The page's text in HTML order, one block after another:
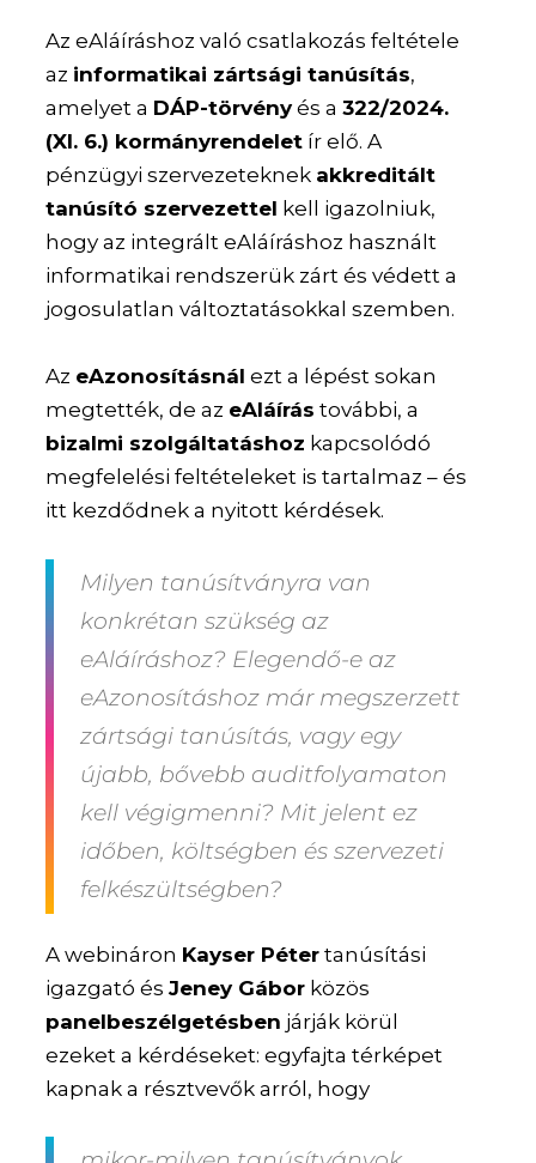
Az eAláíráshoz való csatlakozás feltétele
az informatikai zártsági tanúsítás,
amelyet a DÁP-törvényés a322/2024.
(XI. 6.) kormányrendelet ír elő. A
pénzügyi szervezeteknek akkreditált
tanúsító szervezettel kell igazolniuk,
hogy az integrált eAláíráshoz használt
informatikai rendszerük zárt és védett a
jogosulatlan változtatásokkal szemben.
Az eAzonosításnál ezt a lépést sokan
megtették, de az eAláírás további, a
bizalmi szolgáltatáshoz kapcsolódó
megfelelési feltételeket is tartalmaz – és
itt kezdődnek a nyitott kérdések.
Milyen tanúsítványra van
konkrétan szükség az
eAláíráshoz? Elegendő-e az
eAzonosításhoz már megszerzett
zártsági tanúsítás, vagy egy
újabb, bővebb auditfolyamaton
kell végigmenni? Mit jelent ez
időben, költségben és szervezeti
felkészültségben?
A webináron Kayser Péter tanúsítási
igazgató ésJeney Gábor közös
panelbeszélgetésben járják körül
ezeket a kérdéseket: egyfajta térképet
kapnak a résztvevők arról, hogy